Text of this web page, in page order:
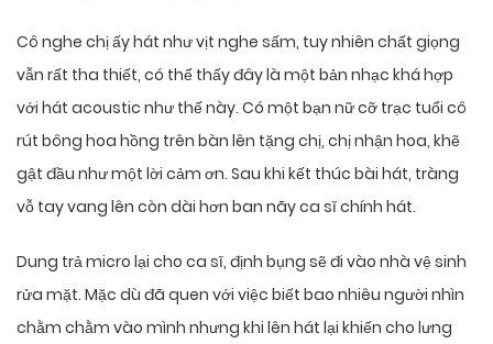
Cô nghe chị ấy hát như vịt nghe sấm, tuy nhiên chất giọng
vẫn rất tha thiết, có thể thấy đây là một bản nhạc khá hợp
với hát acoustic như thế này. Có một bạn nữ cỡ trạc tuổi cô
rút bông hoa hồng trên bàn lên tặng chị, chị nhận hoa, khẽ
gật đầu như một lời cảm ơn. Sau khi kết thúc bài hát, tràng
vỗ tay vang lên còn dài hơn ban nãy ca sĩ chính hát.
Dung trả micro lại cho ca sĩ, định bụng sẽ đi vào nhà vệ sinh
rửa mặt. Mặc dù đã quen với việc biết bao nhiêu người nhìn
chằm chằm vào mình nhưng khi lên hát lại khiến cho lưng